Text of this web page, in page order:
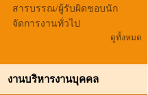
สารบรรณ/ผู้รับผิดชอบนัก
จัดการงานทั่วไป
ดูทั้งหมด
งานบริหารงานบุคคล